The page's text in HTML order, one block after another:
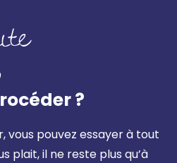
?
vous pouvez essayer à tout
plait, il ne reste plus qu’à